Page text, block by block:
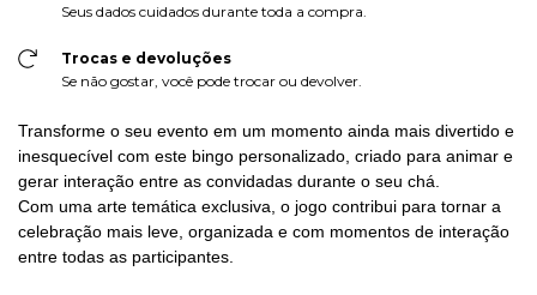
Seus dados cuidados durante toda a compra.
Trocas e devoluções
Se não gostar, você pode trocar ou devolver.
Transforme o seu evento em um momento ainda mais divertido e
inesquecível com este bingo personalizado, criado para animar e
gerar interação entre as convidadas durante o seu chá.
Com uma arte temática exclusiva, o jogo contribui para tornar a
celebração mais leve, organizada e com momentos de interação
entre todas as participantes.